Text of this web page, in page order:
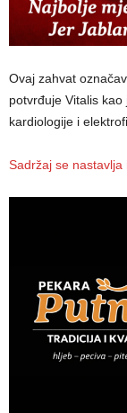
Ovaj zahvat
potvrđuje Vitalis
kardiologije i
Sadržaj se nastavlja